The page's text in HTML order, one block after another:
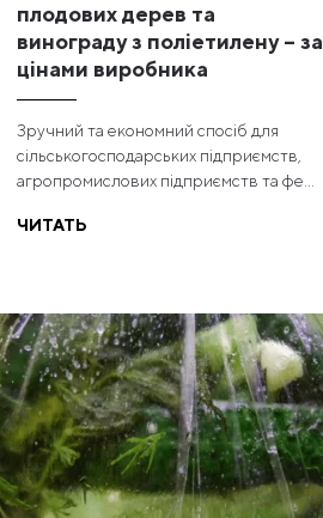
плодових дерев та
винограду з поліетилену – за
цінами виробника
Зручний та економний спосіб для
сільськогосподарських підприємств,
агропромислових підприємств та фе...
ЧИТАТЬ